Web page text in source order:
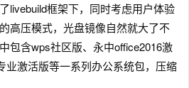
livebuild框架下，同时考虑用户体验
高压模式，光盘镜像自然就大了不
包含wps社区版、永中office2016激
业激活版等一系列办公系统包，压缩